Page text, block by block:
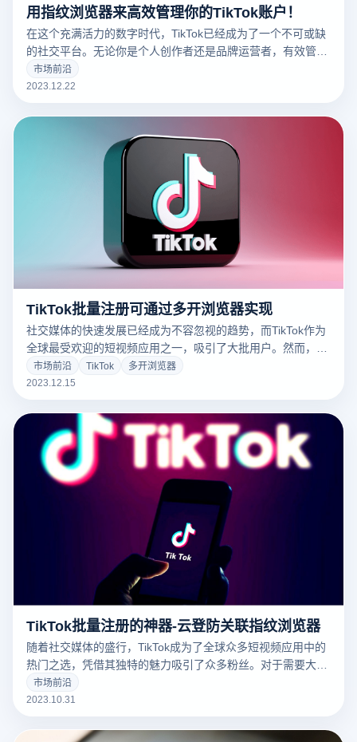
用指纹浏览器来高效管理你的TikTok账户！
在这个充满活力的数字时代，TikTok已经成为了一个不可或缺
的社交平台。无论你是个人创作者还是品牌运营者，有效管理
你的TikTok账户对于构建线上影响力至关重要。今天，我要和
大家分享一个小秘密——使用免费指纹浏览器，比如云登指纹
市场前沿
2023.12.22
TikTok批量注册可通过多开浏览器实现
社交媒体的快速发展已经成为不容忽视的趋势，而TikTok作为
全球最受欢迎的短视频应用之一，吸引了大批用户。然而，对
于那些需要批量注册TikTok账号的人来说，这项任务可能显得
乏味和繁琐。但现在有了云登免费指纹浏览器，您可以更加高
市场前沿 TikTok
多开浏览器
2023.12.15
TikTok批量注册的神器-云登防关联指纹浏览器
随着社交媒体的盛行，TikTok成为了全球众多短视频应用中的
热门之选，凭借其独特的魅力吸引了众多粉丝。对于需要大量
注册TikTok账号的你，云登防关联浏览器提供了简单高效的方
法，避免手动重复的烦恼。
市场前沿
2023.10.31